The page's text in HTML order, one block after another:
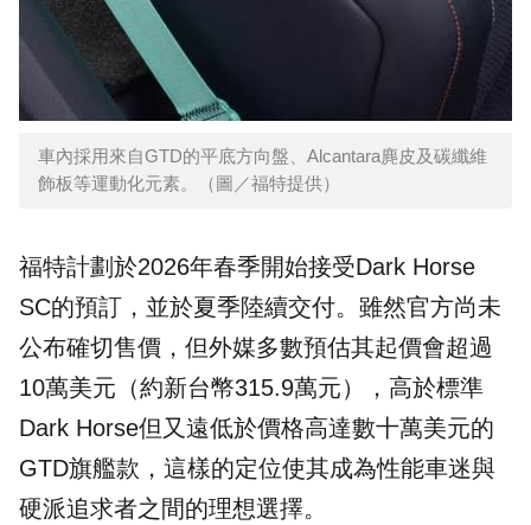
車內採用來自GTD的平底方向盤、Alcantara麂皮及碳纖維
飾板等運動化元素。（圖／福特提供）
福特計劃於2026年春季開始接受Dark Horse
SC的預訂，並於夏季陸續交付。雖然官方尚未
公布確切售價，但外媒多數預估其起價會超過
10萬美元（約新台幣315.9萬元），高於標準
Dark Horse但又遠低於價格高達數十萬美元的
GTD旗艦款，這樣的定位使其成為性能車迷與
硬派追求者之間的理想選擇。